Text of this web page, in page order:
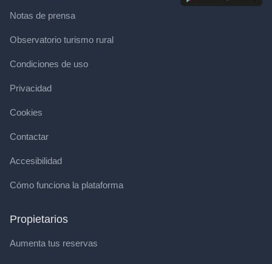
Notas de prensa
Observatorio turismo rural
Condiciones de uso
Privacidad
Cookies
Contactar
Accesibilidad
Cómo funciona la plataforma
Propietarios
Aumenta tus reservas